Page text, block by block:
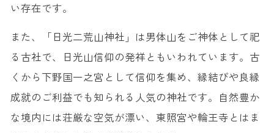
い存在です。
また、「日光二荒山神社」は男体山をご神体として祀
る古社で、日光山信仰の発祥ともいわれています。古
くから下野国一之宮として信仰を集め、縁結びや良縁
成就のご利益でも知られる人気の神社です。自然豊か
な境内には荘厳な空気が漂い、東照宮や輪王寺とはま